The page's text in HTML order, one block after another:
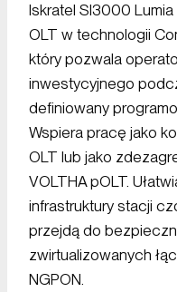
Iskratel SI3000
OLT w technologii
który pozwala
inwestycyjnego
definiowany
Wspiera pracę jako
OLT lub jako
VOLTHA pOLT.
infrastruktury stacji
przejdą do
zwirtualizowanych
NGPON.